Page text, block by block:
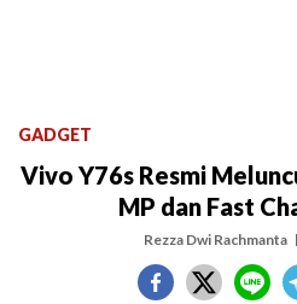
GADGET
Vivo Y76s Resmi
MP dan Fast
Rezza Dwi Rachmanta